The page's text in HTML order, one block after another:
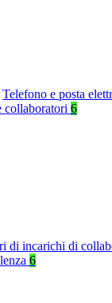
Telefono e posta
collaboratori 6
di incarichi di
6